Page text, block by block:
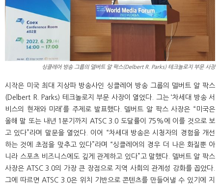
싱클레어 방송 그룹의 델버트 알 팍스(Delbert R. Parks) 테크놀로지 부문 사장
시작은 미국 최대 지상파 방송사인 싱클레어 방송 그룹의 델버트 알 팍스
(Delbert R. Parks) 테크놀로지 부문 사장이 열었다. 그는 ‘차세대 방송 서
비스의 현재와 미래’를 주제로 발표했다. 델버트 알 팍스 사장은 “미국은
올해 말 또는 내년 1분기까지 ATSC 3.0 도달률이 75%에 이를 것으로 보
고 있다”라며 말문을 열었다. 이어 “차세대 방송은 시청자의 경험을 개선
하는 것에 초점을 맞추고 있다”라며 “싱클레어의 경우 더 나은 화질뿐 아
니라 스포츠 비즈니스에도 깊게 관계하고 있다”고 말했다. 델버트 알 팍스
사장은 ATSC 3.0의 가장 큰 장점으로 지역 사회의 관계성 강화를 꼽았다.
그에 따르면 ATSC 3.0은 위치 기반으로 콘텐츠를 만들어낼 수 있기에 지